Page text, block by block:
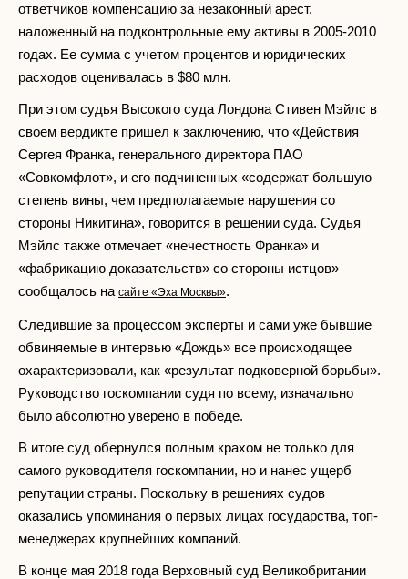
ответчиков компенсацию за незаконный арест,
наложенный на подконтрольные ему активы в 2005-2010
годах. Ее сумма с учетом процентов и юридических
расходов оценивалась в $80 млн.
При этом судья Высокого суда Лондона Стивен Мэйлс в
своем вердикте пришел к заключению, что «Действия
Сергея Франка, генерального директора ПАО
«Совкомфлот», и его подчиненных «содержат большую
степень вины, чем предполагаемые нарушения со
стороны Никитина», говорится в решении суда. Судья
Мэйлс также отмечает «нечестность Франка» и
«фабрикацию доказательств» со стороны истцов»
сообщалось на сайте «Эха Москвы».
Следившие за процессом эксперты и сами уже бывшие
обвиняемые в интервью «Дождь» все происходящее
охарактеризовали, как «результат подковерной борьбы».
Руководство госкомпании судя по всему, изначально
было абсолютно уверено в победе.
В итоге суд обернулся полным крахом не только для
самого руководителя госкомпании, но и нанес ущерб
репутации страны. Поскольку в решениях судов
оказались упоминания о первых лицах государства, топ-
менеджерах крупнейших компаний.
В конце мая 2018 года Верховный суд Великобритании